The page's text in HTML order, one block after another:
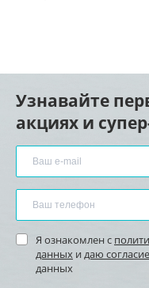
Узнавайте
акциях и
Я ознакомлен с
данных и даю согласие
данных